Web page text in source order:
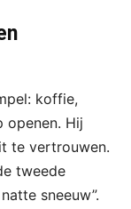
koffie,
openen. Hij
te vertrouwen.
tweede
sneeuw”.